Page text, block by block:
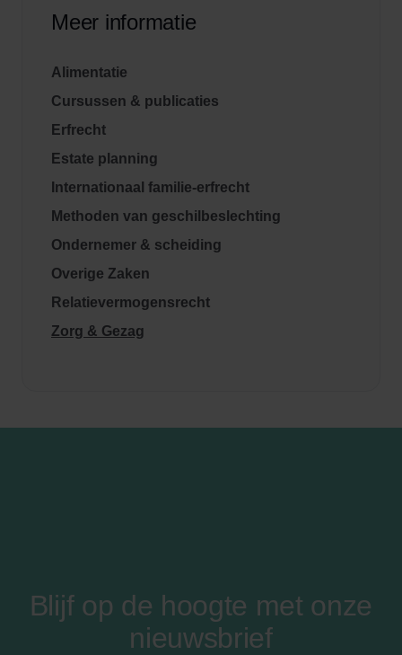
Meer informatie
Alimentatie
Cursussen & publicaties
Erfrecht
Estate planning
Internationaal familie-erfrecht
Methoden van geschilbeslechting
Ondernemer & scheiding
Overige Zaken
Relatievermogensrecht
Zorg & Gezag
Blijf op de hoogte met onze
nieuwsbrief